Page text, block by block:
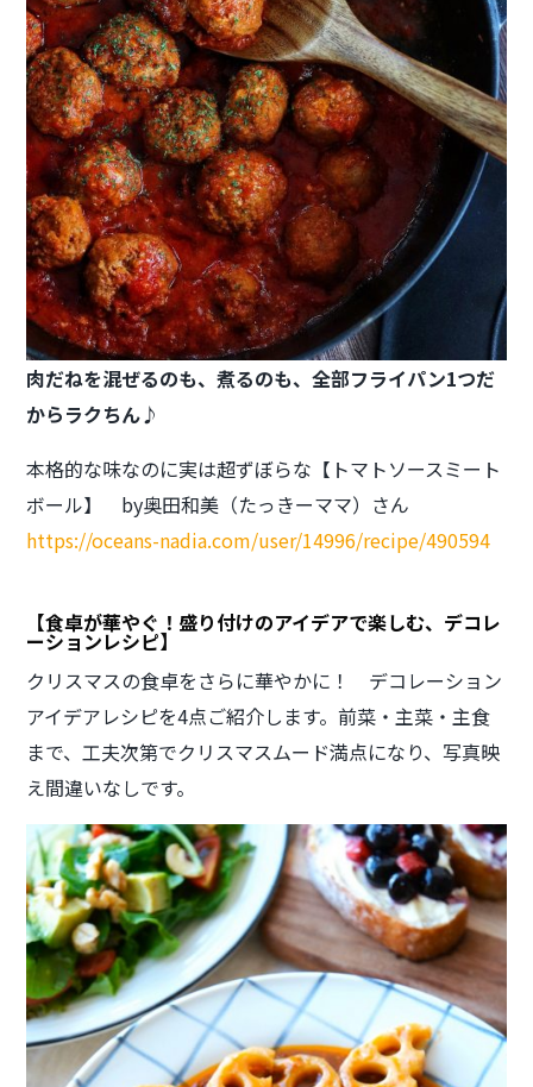
肉だねを混ぜるのも、煮るのも、全部フライパン1つだ
からラクちん♪
本格的な味なのに実は超ずぼらな【トマトソースミート
ボール】 by奥田和美（たっきーママ）さん
https://oceans-nadia.com/user/14996/recipe/490594
【食卓が華やぐ！盛り付けのアイデアで楽しむ、デコレ
ーションレシピ】
クリスマスの食卓をさらに華やかに！ デコレーション
アイデアレシピを4点ご紹介します。前菜・主菜・主食
まで、工夫次第でクリスマスムード満点になり、写真映
え間違いなしです。